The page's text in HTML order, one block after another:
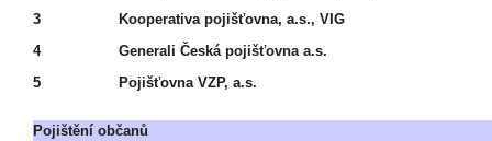
3
Kooperativa pojišťovna, a.s., VIG
4
Generali Česká pojišťovna a.s.
5
Pojišťovna VZP, a.s.
Pojištění občanů